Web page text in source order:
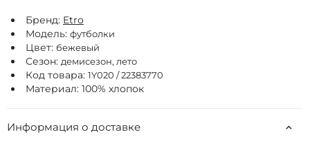
Бренд: Etro
Модель: футболки
Цвет: бежевый
Сезон: демисезон, лето
Код товара: 1Y020 / 22383770
Материал: 100% хлопок
Информация о доставке